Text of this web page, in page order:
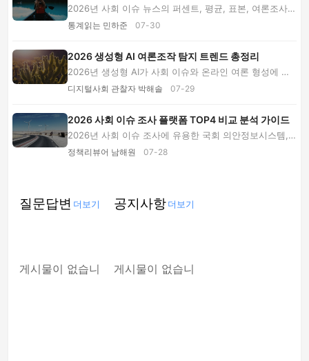
2026년 사회 이슈 뉴스의 퍼센트, 평균, 표본, 여론조사와
그래프를 정확히 읽는 방법을 초보자 눈높이...
통계읽는 민하준 07-30
2026 생성형 AI 여론조작 탐지 트렌드 총정리
2026년 생성형 AI가 사회 이슈와 온라인 여론 형성에 미
치는 변화를 분석합니다. AI 콘텐츠 탐지 기술, ...
디지털사회 관찰자 박해솔 07-29
2026 사회 이슈 조사 플랫폼 TOP4 비교 분석 가이드
2026년 사회 이슈 조사에 유용한 국회 의안정보시스템,
국민참여입법센터, 국가법령정보센터, 빅카인즈...
정책리뷰어 남해원 07-28
질문답변
게시물이 없습니
더보기 공지사항
게시물이 없습니
더보기